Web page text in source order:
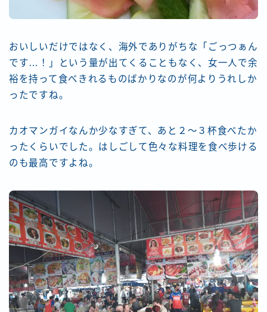
おいしいだけではなく、海外でありがちな「ごっつぁん
です…！」という量が出てくることもなく、女一人で余
裕を持って食べきれるものばかりなのが何よりうれしか
ったですね。
カオマンガイなんか少なすぎて、あと２～３杯食べたか
ったくらいでした。はしごして色々な料理を食べ歩ける
のも最高ですよね。